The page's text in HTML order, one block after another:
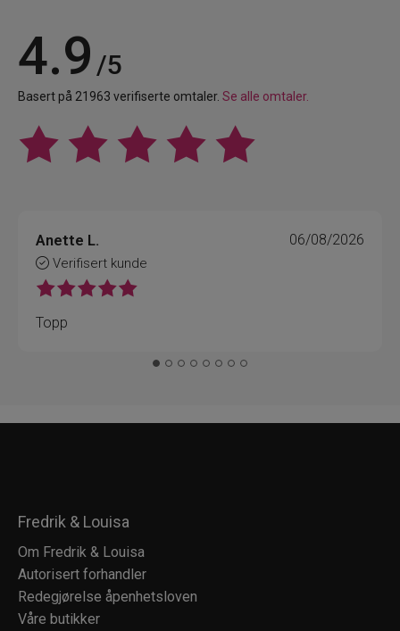
4.9 /5
Basert på 21963 verifiserte omtaler. Se alle omtaler.
Anette L.
Verifisert kunde
06/08/2026
Topp
Fredrik & Louisa
Om Fredrik & Louisa
Autorisert forhandler
Redegjørelse åpenhetsloven
Våre butikker